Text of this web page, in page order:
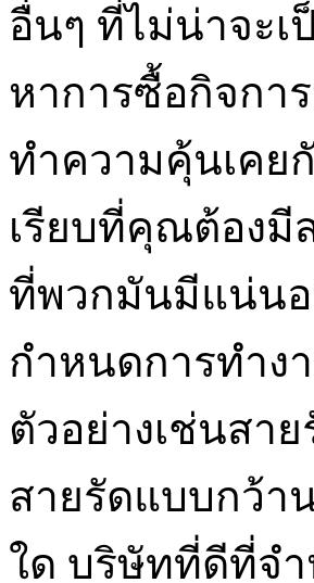
อื่นๆ ที่ไม่น่าจะ
หาการซื้อกิจกา
ทำความคุ้นเคย
เรียบที่คุณต้องมี
ที่พวกมันมีแน่นอ
กำหนดการทำง
ตัวอย่างเช่นสา
สายรัดแบบกว้า
ใด บริษัทที่ดีที่จ